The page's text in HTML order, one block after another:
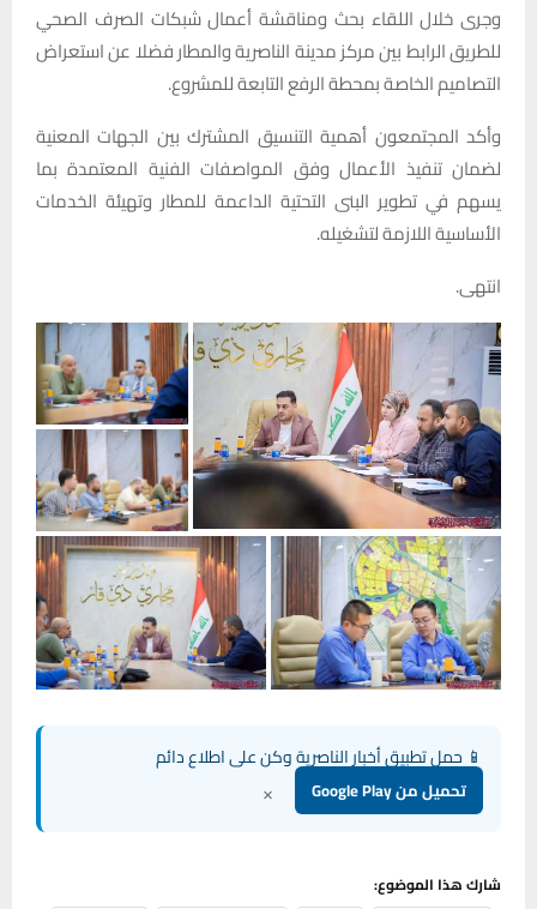
وجرى خلال اللقاء بحث ومناقشة أعمال شبكات الصرف الصحي
للطريق الرابط بين مركز مدينة الناصرية والمطار فضلا عن استعراض
التصاميم الخاصة بمحطة الرفع التابعة للمشروع.
وأكد المجتمعون أهمية التنسيق المشترك بين الجهات المعنية
لضمان تنفيذ الأعمال وفق المواصفات الفنية المعتمدة بما
يسهم في تطوير البنى التحتية الداعمة للمطار وتهيئة الخدمات
الأساسية اللازمة لتشغيله.
انتهى.
📱 حمل تطبيق أخبار الناصرية وكن على اطلاع دائم
تحميل من Google Play ×
شارك هذا الموضوع: